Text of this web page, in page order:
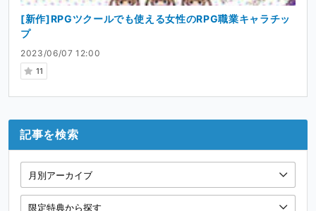
2023/06/07 12:00
11
[新作]RPGツクールでも使える女性のRPG職業キャラチッ
プ
記事を検索